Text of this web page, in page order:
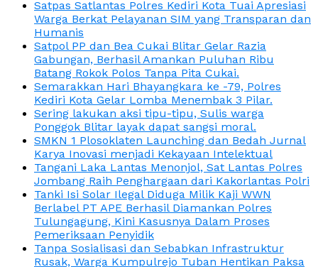
Satpas Satlantas Polres Kediri Kota Tuai Apresiasi
Warga Berkat Pelayanan SIM yang Transparan dan
Humanis
Satpol PP dan Bea Cukai Blitar Gelar Razia
Gabungan, Berhasil Amankan Puluhan Ribu
Batang Rokok Polos Tanpa Pita Cukai.
Semarakkan Hari Bhayangkara ke -79, Polres
Kediri Kota Gelar Lomba Menembak 3 Pilar.
Sering lakukan aksi tipu-tipu, Sulis warga
Ponggok Blitar layak dapat sangsi moral.
SMKN 1 Plosoklaten Launching dan Bedah Jurnal
Karya Inovasi menjadi Kekayaan Intelektual
Tangani Laka Lantas Menonjol, Sat Lantas Polres
Jombang Raih Penghargaan dari Kakorlantas Polri
Tanki Isi Solar Ilegal Diduga Milik Kaji WWN
Berlabel PT APE Berhasil Diamankan Polres
Tulungagung, Kini Kasusnya Dalam Proses
Pemeriksaan Penyidik
Tanpa Sosialisasi dan Sebabkan Infrastruktur
Rusak, Warga Kumpulrejo Tuban Hentikan Paksa